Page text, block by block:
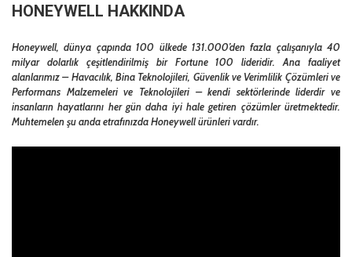
HONEYWELL HAKKINDA
Honeywell, dünya çapında 100 ülkede 131.000’den fazla çalışanıyla 40
milyar dolarlık çeşitlendirilmiş bir Fortune 100 lideridir. Ana faaliyet
alanlarımız – Havacılık, Bina Teknolojileri, Güvenlik ve Verimlilik Çözümleri ve
Performans Malzemeleri ve Teknolojileri – kendi sektörlerinde liderdir ve
insanların hayatlarını her gün daha iyi hale getiren çözümler üretmektedir.
Muhtemelen şu anda etrafınızda Honeywell ürünleri vardır.